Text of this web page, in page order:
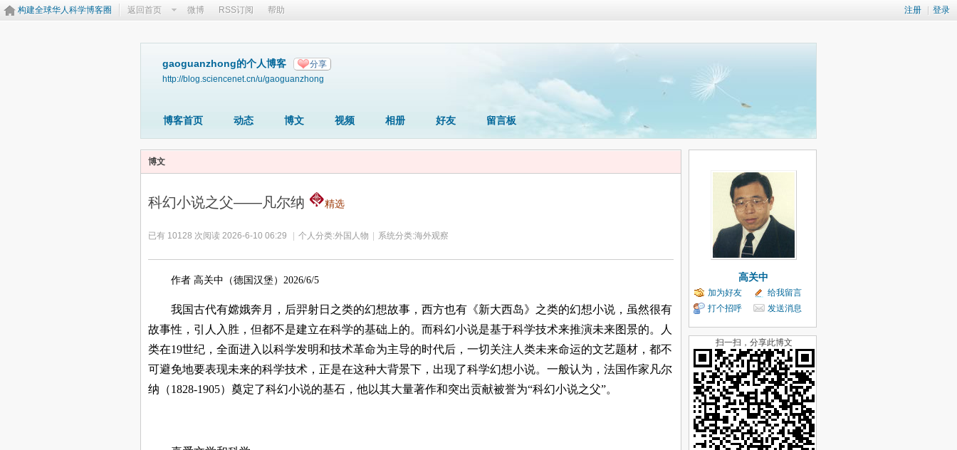
注册 登录
构建全球华人科学博客圈 返回首页 微博 RSS订阅 帮助
gaoguanzhong的个人博客 分享
http://blog.sciencenet.cn/u/gaoguanzhong
博客首页 动态 博文 视频 相册 好友 留言板
博文
科幻小说之父——凡尔纳 精选
已有 10128 次阅读 2026-6-10 06:29 个人分类:外国人物 系统分类:海外观察
作者 高关中（德国汉堡）2026/6/5
我国古代有嫦娥奔月，后羿射日之类的幻想故事，西方也有《新大西岛》之类的幻想小说，虽然很有
故事性，引人入胜，但都不是建立在科学的基础上的。而科幻小说是基于科学技术来推演未来图景的。人
类在19世纪，全面进入以科学发明和技术革命为主导的时代后，一切关注人类未来命运的文艺题材，都不
可避免地要表现未来的科学技术，正是在这种大背景下，出现了科学幻想小说。一般认为，法国作家凡尔
纳（1828-1905）奠定了科幻小说的基石，他以其大量著作和突出贡献被誉为“科幻小说之父”。
高关中
加为好友
给我留言
打个招呼
发送消息
扫一扫，分享此博文